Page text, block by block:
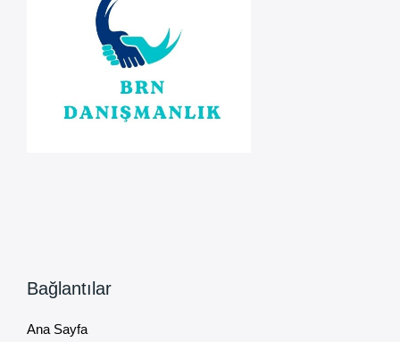
Bağlantılar
Ana Sayfa